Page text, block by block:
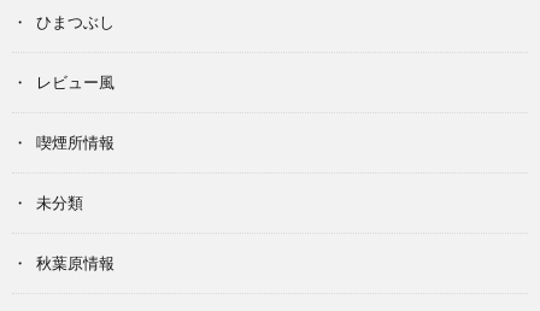
ひまつぶし
レビュー風
喫煙所情報
未分類
秋葉原情報